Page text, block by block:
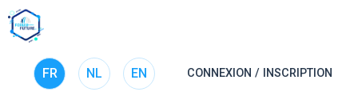
FR NL EN CONNEXION / INSCRIPTION